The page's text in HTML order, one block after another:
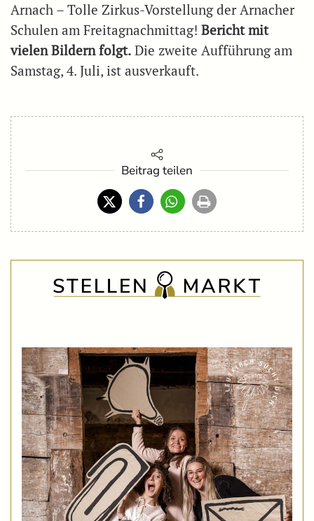
Arnach – Tolle Zirkus-Vorstellung der Arnacher
Schulen am Freitagnachmittag! Bericht mit
vielen Bildern folgt. Die zweite Aufführung am
Samstag, 4. Juli, ist ausverkauft.
Beitrag teilen